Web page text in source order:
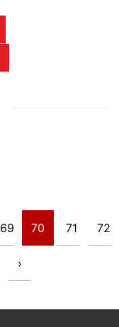
69 70 71 72
›